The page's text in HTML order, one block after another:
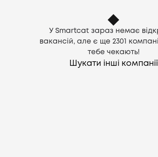
У Smartcat зараз немає
вакансій, але є ще 2301
тебе чекають!
Шукати інші компанії